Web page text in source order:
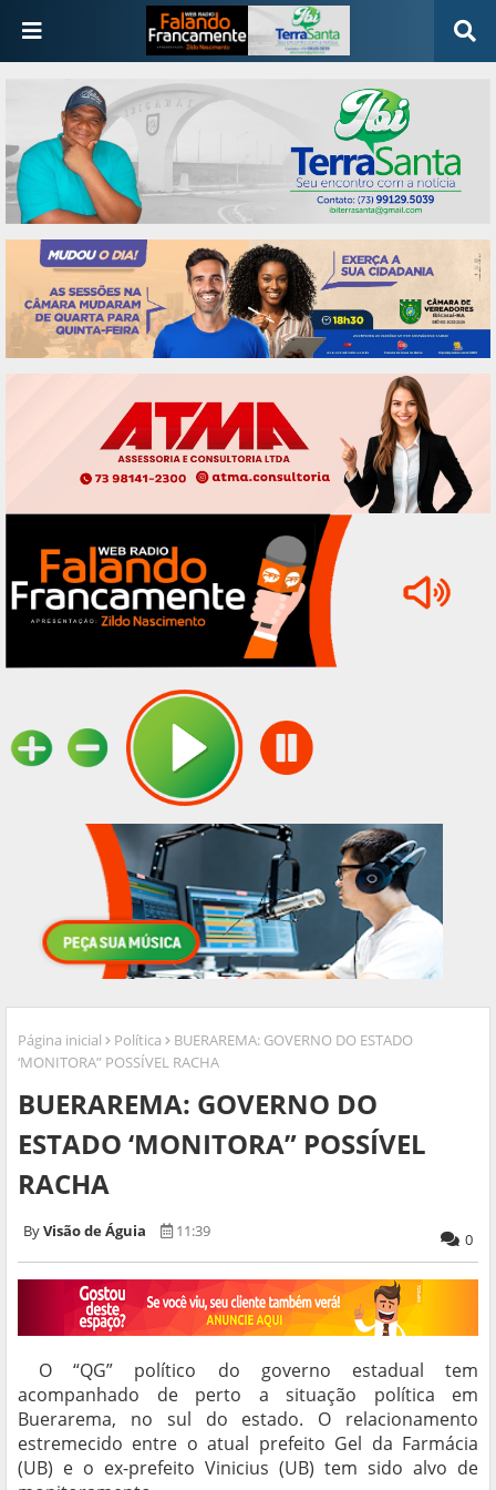
Página inicial Política
BUERAREMA: GOVERNO DO ESTADO
‘MONITORA” POSSÍVEL RACHA
BUERAREMA: GOVERNO DO
ESTADO ‘MONITORA” POSSÍVEL
RACHA
Visão de Águia 11:39 0
O “QG” político do governo estadual tem
acompanhado de perto a situação política em
Buerarema, no sul do estado. O relacionamento
estremecido entre o atual prefeito Gel da Farmácia
(UB) e o ex-prefeito Vinicius (UB) tem sido alvo de